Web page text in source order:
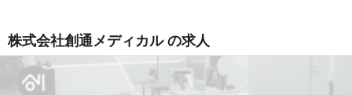
株式会社創通メディカル の求人